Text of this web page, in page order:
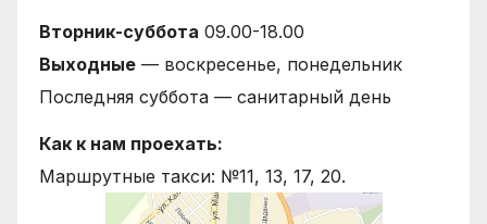
Вторник-суббота 09.00-18.00
Выходные — воскресенье, понедельник
Последняя суббота — санитарный день
Как к нам проехать:
Маршрутные такси: №11, 13, 17, 20.